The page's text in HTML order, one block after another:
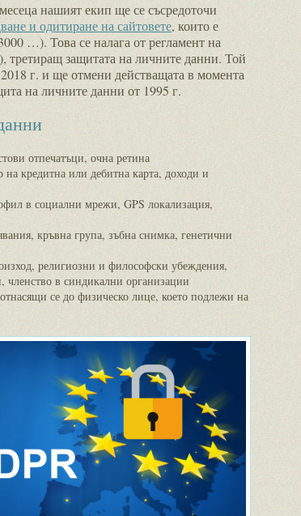
нашият екип ще се съсредоточи
и одитиране на сайтовете, които е
…). Това се налага от регламент на
третиращ защитата на личните данни. Той
г. и ще отмени действащата в момента
на личните данни от 1995 г.
отпечатъци, очна ретина
на кредитна или дебитна карта, доходи и
в социални мрежи, GPS локализация,
кръвна група, зъбна снимка, генетични
религиозни и философски убеждения,
членство в синдикални организации
се до физическо лице, което подлежи на